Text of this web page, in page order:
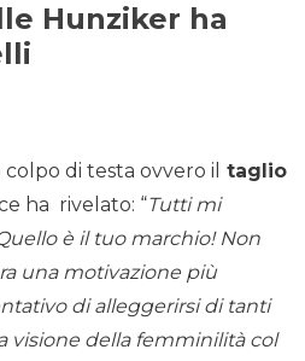
Hunziker ha
di testa ovvero il taglio
ha rivelato: “Tutti mi
è il tuo marchio! Non
una motivazione più
di alleggerirsi di tanti
visione della femminilità col